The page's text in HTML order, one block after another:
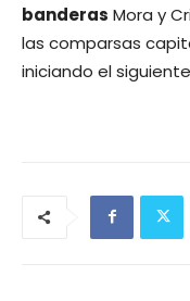
banderas Mora y
las comparsas
iniciando el